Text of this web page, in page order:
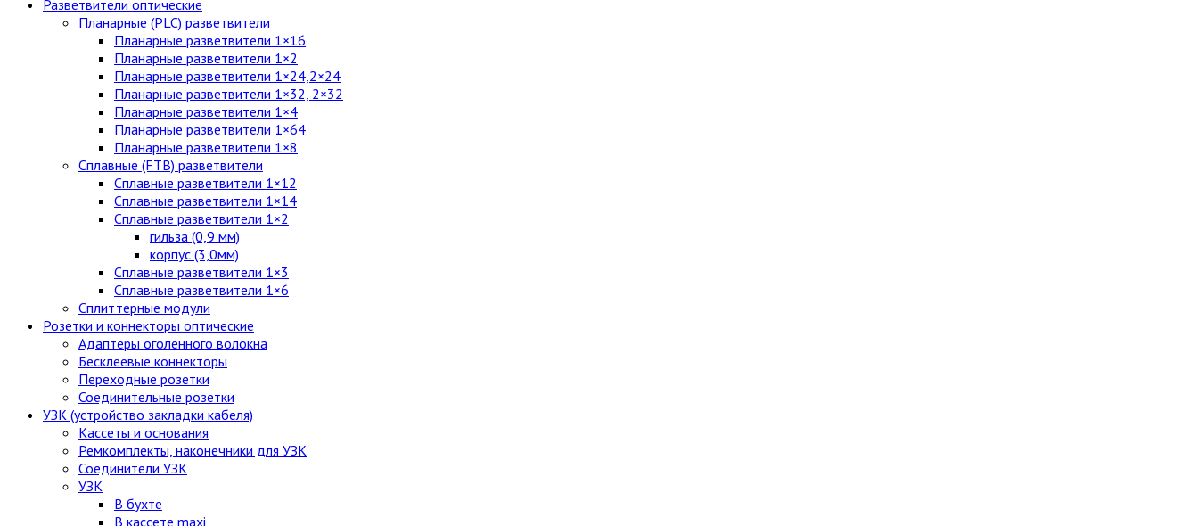
Разветвители оптические
Планарные (PLC) разветвители
Планарные разветвители 1×16
Планарные разветвители 1×2
Планарные разветвители 1×24,2×24
Планарные разветвители 1×32, 2×32
Планарные разветвители 1×4
Планарные разветвители 1×64
Планарные разветвители 1×8
Сплавные (FTB) разветвители
Сплавные разветвители 1×12
Сплавные разветвители 1×14
Сплавные разветвители 1×2
гильза (0,9 мм)
корпус (3,0мм)
Сплавные разветвители 1×3
Сплавные разветвители 1×6
Сплиттерные модули
Розетки и коннекторы оптические
Адаптеры оголенного волокна
Бесклеевые коннекторы
Переходные розетки
Соединительные розетки
УЗК (устройство закладки кабеля)
Кассеты и основания
Ремкомплекты, наконечники для УЗК
Соединители УЗК
УЗК
В бухте
В кассете maxi